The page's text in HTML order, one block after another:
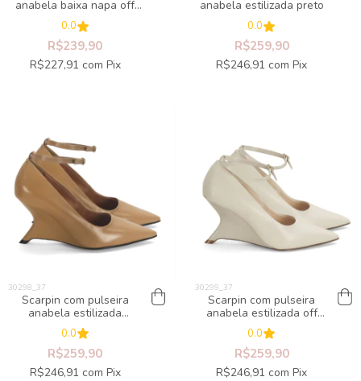
anabela baixa napa off
white
0.0
R$239,90
R$227,91 com Pix
anabela estilizada preto
0.0
R$259,90
R$246,91 com Pix
Scarpin com pulseira
anabela estilizada
amêndoa
0.0
R$259,90
R$246,91 com Pix
Scarpin com pulseira
anabela estilizada off
white
0.0
R$259,90
R$246,91 com Pix